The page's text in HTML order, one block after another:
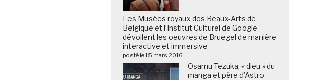
Les Musées royaux des Beaux-Arts de
Belgique et l’Institut Culturel de Google
dévoilent les oeuvres de Bruegel de manière
interactive et immersive
posté le 15 mars 2016
Osamu Tezuka, « dieu » du
manga et père d’Astro